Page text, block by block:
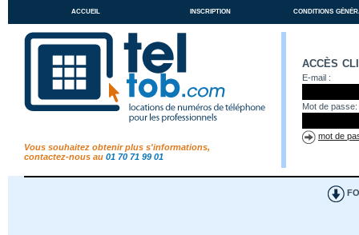
accueil inscription conditions
Vous souhaitez obtenir plus s'informations,
contactez-nous au 01 70 71 99 01
accès
E-mail :
Mot de passe:
mot de